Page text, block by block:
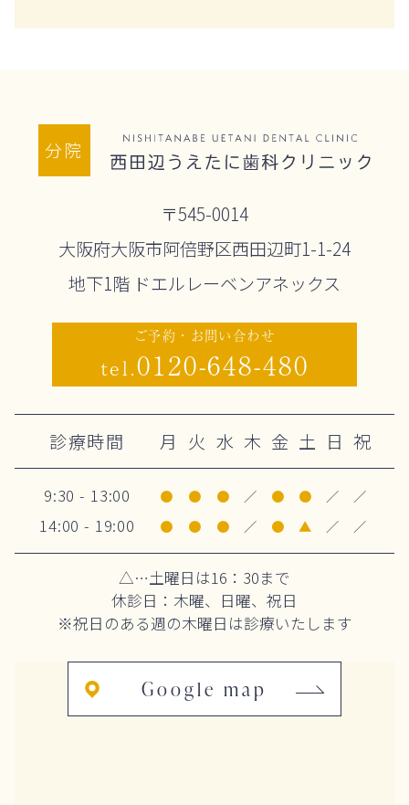
分院
〒545-0014
大阪府大阪市阿倍野区西田辺町1-1-24
地下1階 ドエルレーベンアネックス
ご予約・お問い合わせ
tel.0120-648-480
診療時間 月 火 水 木 金 土 日 祝
9:30 - 13:00 ● ● ● ／ ● ● ／ ／
14:00 - 19:00 ● ● ● ／ ● ▲ ／ ／
△…土曜日は16：30まで
休診日：木曜、日曜、祝日
※祝日のある週の木曜日は診療いたします
Google map